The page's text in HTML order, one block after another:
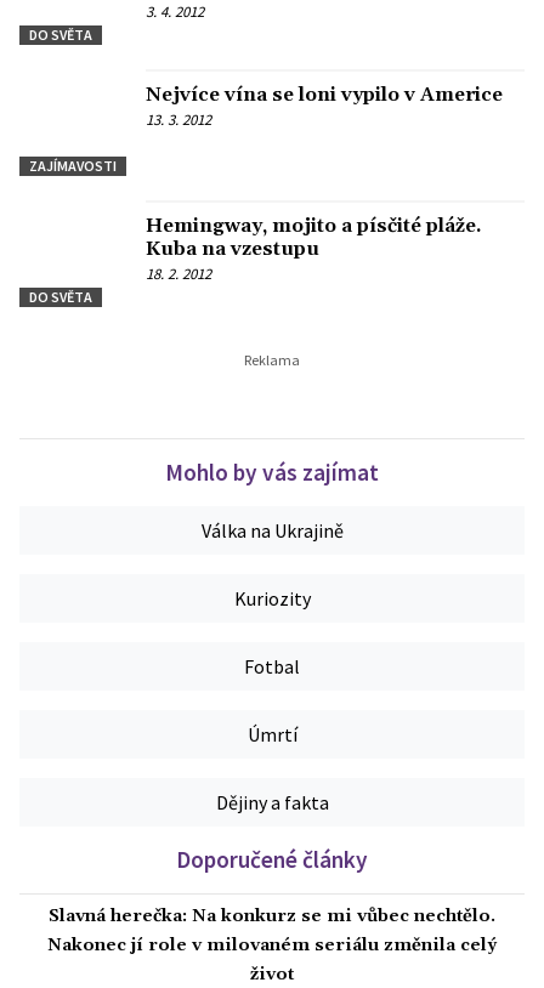
DO SVĚTA
3. 4. 2012
ZAJÍMAVOSTI
Nejvíce vína se loni vypilo v Americe
13. 3. 2012
DO SVĚTA
Hemingway, mojito a písčité pláže.
Kuba na vzestupu
18. 2. 2012
Mohlo by vás zajímat
Válka na Ukrajině
Kuriozity
Fotbal
Úmrtí
Dějiny a fakta
Doporučené články
Slavná herečka: Na konkurz se mi vůbec nechtělo.
Nakonec jí role v milovaném seriálu změnila celý
život